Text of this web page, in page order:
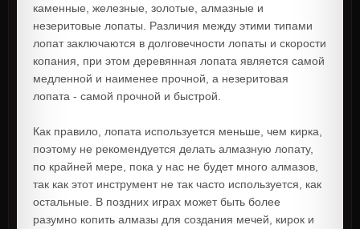
каменные, железные, золотые, алмазные и
незеритовые лопаты. Различия между этими типами
лопат заключаются в долговечности лопаты и скорости
копания, при этом деревянная лопата является самой
медленной и наименее прочной, а незеритовая
лопата - самой прочной и быстрой.
Как правило, лопата используется меньше, чем кирка,
поэтому не рекомендуется делать алмазную лопату,
по крайней мере, пока у нас не будет много алмазов,
так как этот инструмент не так часто используется, как
остальные. В поздних играх может быть более
разумно копить алмазы для создания мечей, кирок и